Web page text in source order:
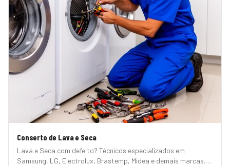
Conserto de Lava e Seca
Lava e Seca com defeito? Técnicos especializados em
Samsung, LG, Electrolux, Brastemp, Midea e demais marcas.